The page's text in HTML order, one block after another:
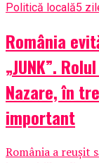
Politică locală5
România
„JUNK”.
Nazare, în
important
România a reușit